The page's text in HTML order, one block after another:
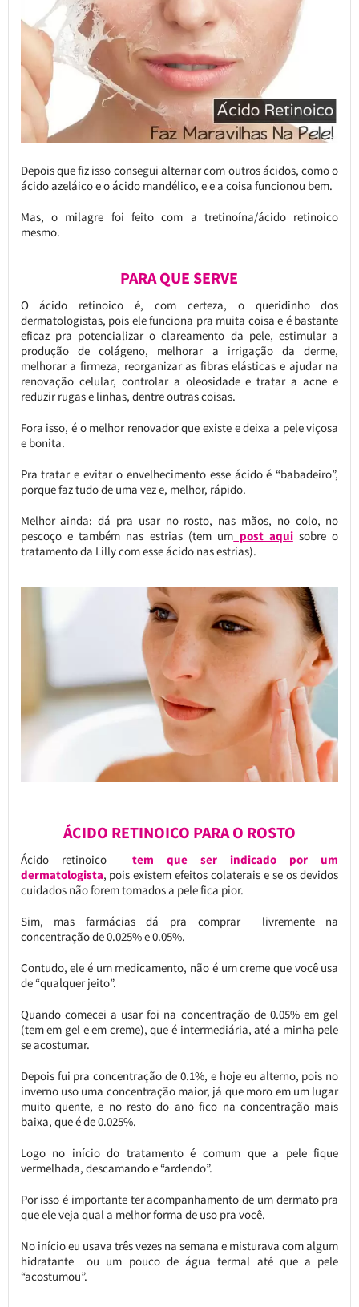
Depois que fiz isso consegui alternar com outros ácidos, como o
ácido azeláico e o ácido mandélico, e e a coisa funcionou bem.
Mas, o milagre foi feito com a tretinoína/ácido retinoico
mesmo.
PARA QUE SERVE
O ácido retinoico é, com certeza, o queridinho dos
dermatologistas, pois ele funciona pra muita coisa e é bastante
eficaz pra potencializar o clareamento da pele, estimular a
produção de colágeno, melhorar a irrigação da derme,
melhorar a firmeza, reorganizar as fibras elásticas e ajudar na
renovação celular, controlar a oleosidade e tratar a acne e
reduzir rugas e linhas, dentre outras coisas.
Fora isso, é o melhor renovador que existe e deixa a pele viçosa
e bonita.
Pra tratar e evitar o envelhecimento esse ácido é “babadeiro”,
porque faz tudo de uma vez e, melhor, rápido.
Melhor ainda: dá pra usar no rosto, nas mãos, no colo, no
pescoço e também nas estrias (tem um post aquisobre o
tratamento da Lilly com esse ácido nas estrias).
ÁCIDO RETINOICO PARA O ROSTO
Ácido retinoicotem que ser indicado por um
dermatologista, pois existem efeitos colaterais e se os devidos
cuidados não forem tomados a pele fica pior.
Sim, mas farmácias dá pra comprar livremente na
concentração de 0.025% e 0.05%.
Contudo, ele é um medicamento, não é um creme que você usa
de “qualquer jeito”.
Quando comecei a usar foi na concentração de 0.05% em gel
(tem em gel e em creme), que é intermediária, até a minha pele
se acostumar.
Depois fui pra concentração de 0.1%, e hoje eu alterno, pois no
inverno uso uma concentração maior, já que moro em um lugar
muito quente, e no resto do ano fico na concentração mais
baixa, que é de 0.025%.
Logo no início do tratamento é comum que a pele fique
vermelhada, descamando e “ardendo”.
Por isso é importante ter acompanhamento de um dermato pra
que ele veja qual a melhor forma de uso pra você.
No início eu usava três vezes na semana e misturava com algum
hidratante ou um pouco de água termal até que a pele
“acostumou”.